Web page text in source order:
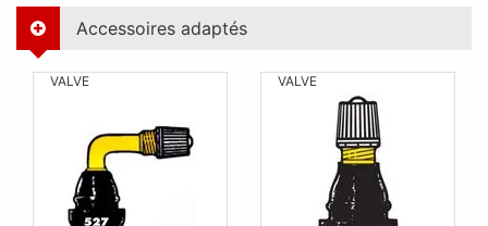
Accessoires adaptés
VALVE VALVE